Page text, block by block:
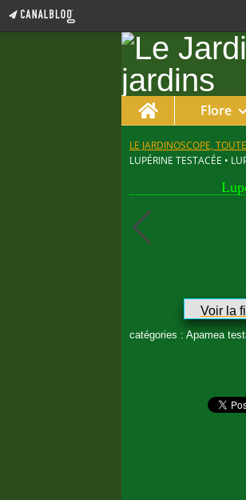
Home Flore
LE JARDINOSCOPE,
LUPÉRINE TESTACÉE •
Voir la
catégories : Apamea